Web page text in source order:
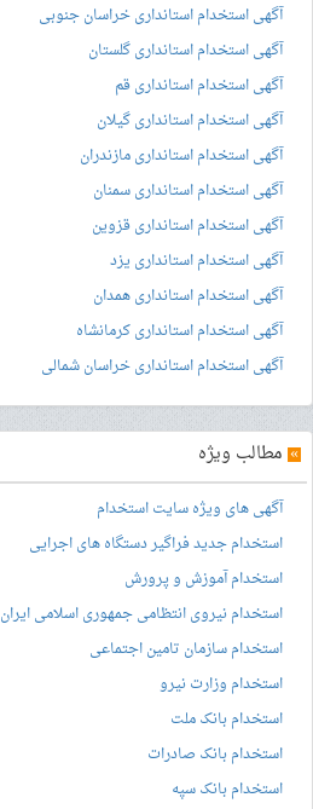
آگهی استخدام استانداری خراسان جنوبی
آگهی استخدام استانداری گلستان
آگهی استخدام استانداری قم
آگهی استخدام استانداری گیلان
آگهی استخدام استانداری مازندران
آگهی استخدام استانداری سمنان
آگهی استخدام استانداری قزوین
آگهی استخدام استانداری یزد
آگهی استخدام استانداری همدان
آگهی استخدام استانداری کرمانشاه
آگهی استخدام استانداری خراسان شمالی
» مطالب ویژه
آگهی های ویژه سایت استخدام
استخدام جدید فراگیر دستگاه های اجرایی
استخدام آموزش و پرورش
استخدام نیروی انتظامی جمهوری اسلامی ایران
استخدام سازمان تامین اجتماعی
استخدام وزارت نیرو
استخدام بانک ملت
استخدام بانک صادرات
استخدام بانک سپه